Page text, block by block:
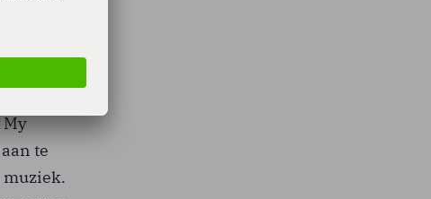
My
te
muziek.